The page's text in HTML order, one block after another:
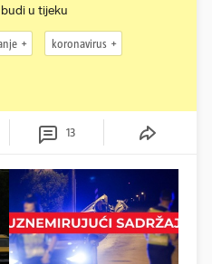
u tijeku
koronavirus
13